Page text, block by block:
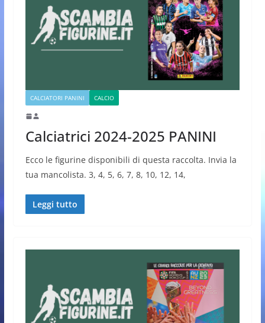
CALCIATORI PANINI CALCIO
Calciatrici 2024-2025 PANINI
Ecco le figurine disponibili di questa raccolta. Invia la
tua mancolista. 3, 4, 5, 6, 7, 8, 10, 12, 14,
Leggi tutto